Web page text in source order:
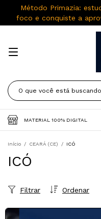
Método Primazia:
foco e conquiste a
MATERIAL 100% DIGITAL
Início / CEARÁ (CE) / ICÓ
ICÓ
Ordenar
Filtrar